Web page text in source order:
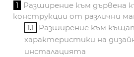
1
Разширение към дървена
конструкции от различни
1.1
Разширение към
характеристики на
инсталацията